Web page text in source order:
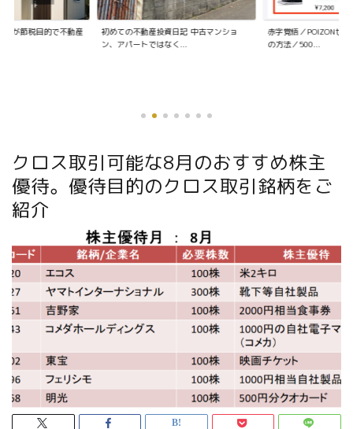
日記 中古マンショ
赤字覚悟／POIZONせどりの仕入れ〜販売
の方法／500...
お得に株主優...
クロス取引可能な8月のおすすめ株主
優待。優待目的のクロス取引銘柄をご
紹介